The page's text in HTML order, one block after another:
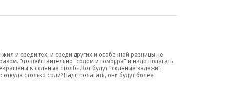
и среди тех, и среди других и особенной разницы не
Это действительно "содом и гоморра" и надо полагать
в соляные столбы.Вот будут "соляные залежи",
столько соли?Надо полагать, они будут более